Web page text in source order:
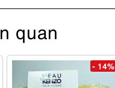
quan
- 14%